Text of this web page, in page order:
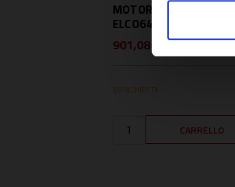
MOTORE VENTILATORE -
ELCO64201247
901,08€
SU RICHIESTA